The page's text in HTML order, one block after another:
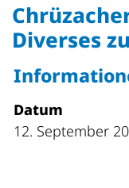
Diverses
Datum
12. September